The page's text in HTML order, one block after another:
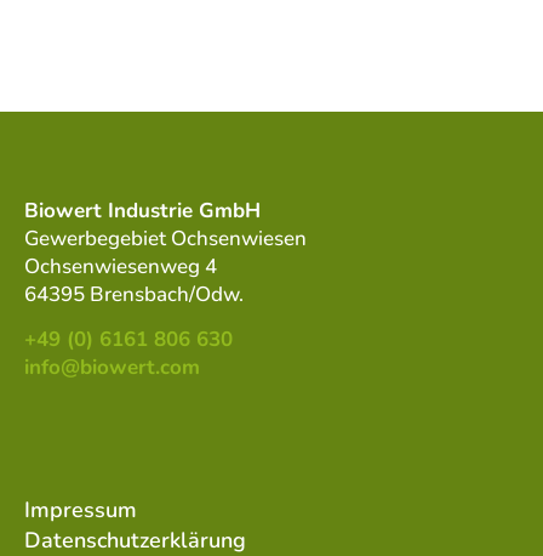
Biowert Industrie GmbH
Gewerbegebiet Ochsenwiesen
Ochsenwiesenweg 4
64395 Brensbach/Odw.
+49 (0) 6161 806 630
info@biowert.com
Impressum
Datenschutzerklärung